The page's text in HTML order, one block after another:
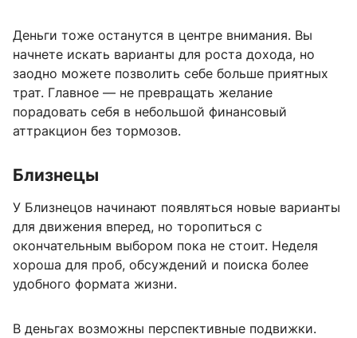
Деньги тоже останутся в центре внимания. Вы
начнете искать варианты для роста дохода, но
заодно можете позволить себе больше приятных
трат. Главное — не превращать желание
порадовать себя в небольшой финансовый
аттракцион без тормозов.
Близнецы
У Близнецов начинают появляться новые варианты
для движения вперед, но торопиться с
окончательным выбором пока не стоит. Неделя
хороша для проб, обсуждений и поиска более
удобного формата жизни.
В деньгах возможны перспективные подвижки.